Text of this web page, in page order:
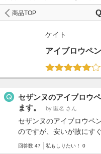
商品TOP
ケイト
アイブロウペ
セザンヌのアイブロウ
ます。
by 匿名 さん
セザンヌのアイブロウペ
のですが、安いが故にす
回答数 47 私もしりたい！ 0